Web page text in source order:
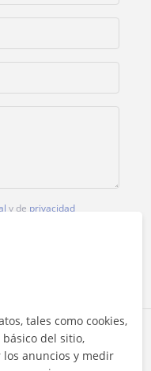
y de privacidad
tales como cookies,
del sitio,
anuncios y medir